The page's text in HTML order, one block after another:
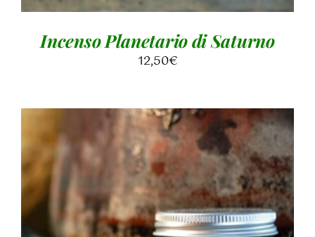
Incenso Planetario di Saturno
12,50€